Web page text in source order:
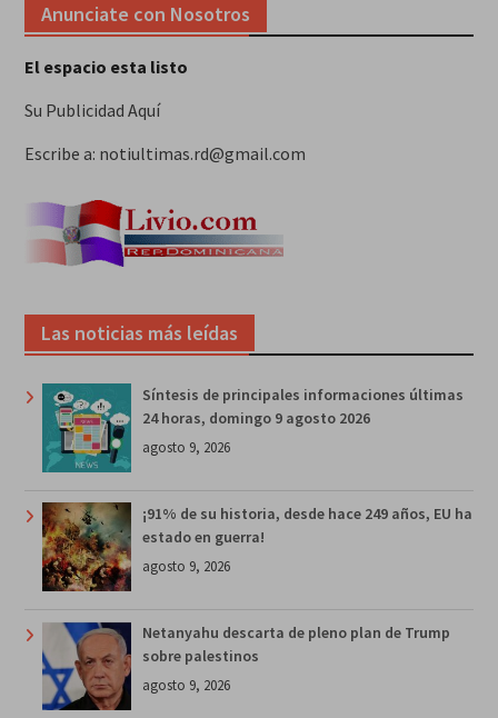
Anunciate con Nosotros
El espacio esta listo
Su Publicidad Aquí
Escribe a: notiultimas.rd@gmail.com
Las noticias más leídas
Síntesis de principales informaciones últimas
24 horas, domingo 9 agosto 2026
agosto 9, 2026
¡91% de su historia, desde hace 249 años, EU ha
estado en guerra!
agosto 9, 2026
Netanyahu descarta de pleno plan de Trump
sobre palestinos
agosto 9, 2026